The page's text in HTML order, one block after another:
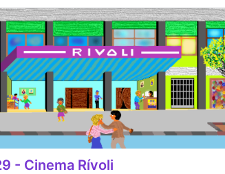
- Cinema Rívoli